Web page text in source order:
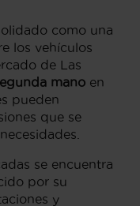
como una
los vehículos
de Las
mano en
pueden
que se
se encuentra
por su
y